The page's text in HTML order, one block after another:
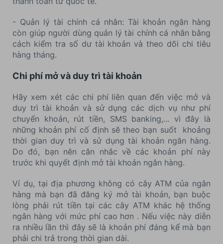
- Quản lý tài chính cá nhân: Tài khoản ngân hàng
còn giúp người dùng quản lý tài chính cá nhân bằng
cách kiểm tra số dư tài khoản và theo dõi chi tiêu
hàng tháng.
Chi phí mở và duy trì tài khoản
Hãy xem xét các chi phí liên quan đến việc mở và
duy trì tài khoản và sử dụng các dịch vụ như phí
chuyển khoản, rút tiền, SMS banking,... vì đây là
những khoản phí cố định sẽ theo bạn suốt khoảng
thời gian duy trì và sử dụng tài khoản ngân hàng.
Do đó, bạn nên cân nhắc về các khoản phí này
trước khi quyết định mở tài khoản ngân hàng.
Ví dụ, tại địa phương không có cây ATM của ngân
hàng mà bạn đã đăng ký mở tài khoản, bạn buộc
lòng phải rút tiền tại các cây ATM khác hệ thống
ngân hàng với mức phí cao hơn . Nếu việc này diễn
ra nhiều lần thì đây sẽ là khoản phí đáng kể mà bạn
phải chi trả trong thời gian dài.